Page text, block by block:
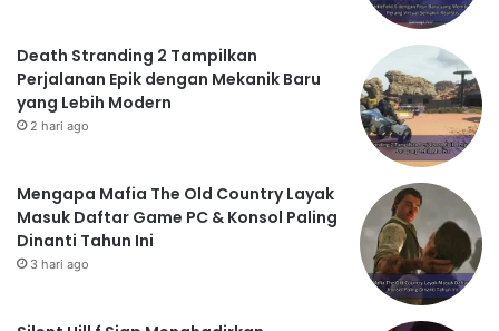
Death Stranding 2 Tampilkan
Perjalanan Epik dengan Mekanik Baru
yang Lebih Modern
2 hari ago
Mengapa Mafia The Old Country Layak
Masuk Daftar Game PC & Konsol Paling
Dinanti Tahun Ini
3 hari ago